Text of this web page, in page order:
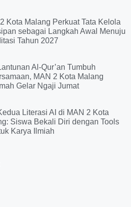
Kota Malang Perkuat Tata Kelola
sebagai Langkah Awal Menuju
Tahun 2027
Al-Qur’an Tumbuh
MAN 2 Kota Malang
Gelar Ngaji Jumat
Literasi AI di MAN 2 Kota
Siswa Bekali Diri dengan Tools
Karya Ilmiah